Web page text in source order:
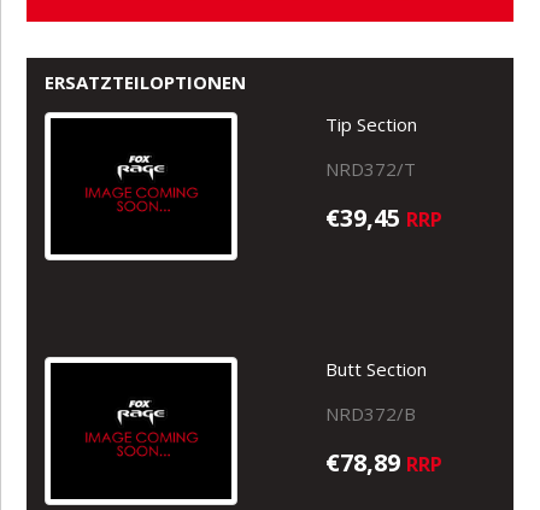
ERSATZTEILOPTIONEN
Tip Section
NRD372/T
€39,45 RRP
Butt Section
NRD372/B
€78,89 RRP